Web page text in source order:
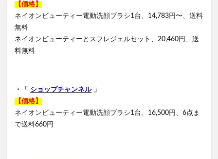
【価格】
ネイオンビューティー電動洗顔ブラシ1台、14,783円〜、送料
無料
ネイオンビューティーとスフレジェルセット、20,460円、送
料無料
・「 ショップチャンネル
」
【価格】
ネイオンビューティー電動洗顔ブラシ1台、16,500円、6点ま
で送料660円